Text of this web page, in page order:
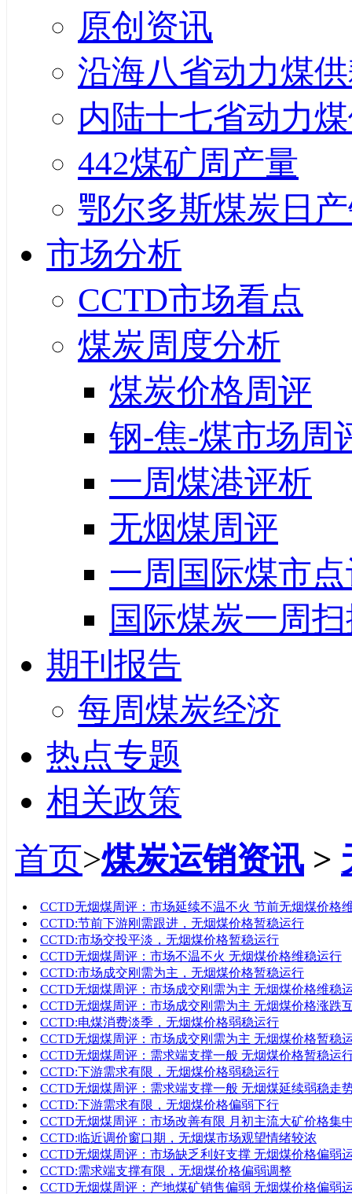
原创资讯
沿海八省动力煤
内陆十七省动力
442煤矿周产量
鄂尔多斯煤炭日
市场分析
CCTD市场看点
煤炭周度分析
煤炭价格周评
钢-焦-煤市场周
一周煤港评析
无烟煤周评
一周国际煤市
国际煤炭一周
期刊报告
每周煤炭经济
热点专题
相关政策
首页>煤炭运销资讯 >
CCTD无烟煤周评：市场延续不温不火 节前无烟煤价格
CCTD:节前下游刚需跟进，无烟煤价格暂稳运行
CCTD:市场交投平淡，无烟煤价格暂稳运行
CCTD无烟煤周评：市场不温不火 无烟煤价格维稳运行
CCTD:市场成交刚需为主，无烟煤价格暂稳运行
CCTD无烟煤周评：市场成交刚需为主 无烟煤价格维稳
CCTD无烟煤周评：市场成交刚需为主 无烟煤价格涨跌
CCTD:电煤消费淡季，无烟煤价格弱稳运行
CCTD无烟煤周评：市场成交刚需为主 无烟煤价格暂稳
CCTD无烟煤周评：需求端支撑一般 无烟煤价格暂稳运
CCTD:下游需求有限，无烟煤价格弱稳运行
CCTD无烟煤周评：需求端支撑一般 无烟煤延续弱稳走
CCTD:下游需求有限，无烟煤价格偏弱下行
CCTD无烟煤周评：市场改善有限 月初主流大矿价格集
CCTD:临近调价窗口期，无烟煤市场观望情绪较浓
CCTD无烟煤周评：市场缺乏利好支撑 无烟煤价格偏弱
CCTD:需求端支撑有限，无烟煤价格偏弱调整
CCTD无烟煤周评：产地煤矿销售偏弱 无烟煤价格偏弱